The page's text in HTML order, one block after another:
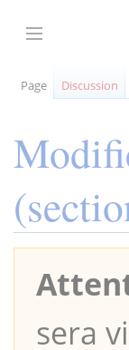
au Afficher / masquer la barre latérale
Page Discussion
sera